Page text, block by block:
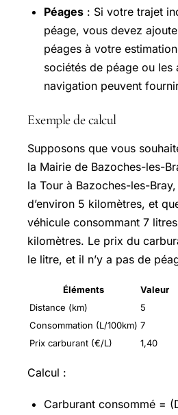
Péages : Si votre trajet
péage, vous devez
péages à votre
sociétés de péage ou les
navigation peuvent
Exemple de calcul
Supposons que vous
la Mairie de Bazoches-les-
la Tour à Bazoches-les-
d’environ 5 kilomètres, et
véhicule consommant 7
kilomètres. Le prix du
le litre, et il n’y a pas de
Éléments
Valeur
Distance (km)
5
Consommation (L/100km) 7
Prix carburant (€/L)
1,40
Calcul :
Carburant consommé =